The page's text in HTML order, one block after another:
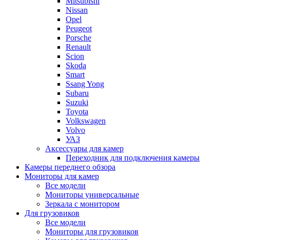
Nissan
Opel
Peugeot
Porsche
Renault
Scion
Skoda
Smart
Ssang Yong
Subaru
Suzuki
Toyota
Volkswagen
Volvo
УАЗ
Аксессуары для камер
Переходник для подключения камеры
Камеры переднего обзора
Мониторы для камер
Все модели
Мониторы универсальные
Зеркала с монитором
Для грузовиков
Все модели
Мониторы для грузовиков